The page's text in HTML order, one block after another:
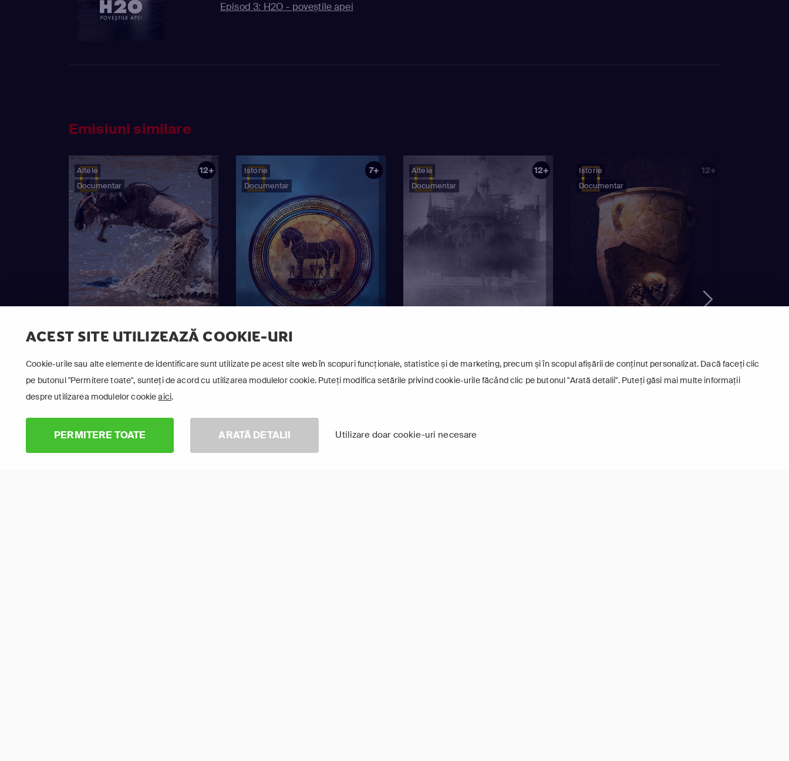
ACEST SITE UTILIZEAZĂ COOKIE-URI
Cookie-urile sau alte elemente de identificare sunt utilizate pe acest site web în scopuri funcționale, statistice și de marketing, precum și în scopul afișării de conținut personalizat. Dacă faceți clic
pe butonul "Permitere toate", sunteți de acord cu utilizarea modulelor cookie. Puteți modifica setările privind cookie-urile făcând clic pe butonul "Arată detalii". Puteți găsi mai multe informații
despre utilizarea modulelor cookieaici.
PERMITERE TOATE ARATĂ DETALII Utilizare doar cookie-uri necesare
Episod 3: H2O - poveștile apei
Emisiuni similare
Altele
Documentar
12+
Ape Ostile
Istorie
Documentar
7+
Altele
Documentar
12+
Istorie
Documentar
12+